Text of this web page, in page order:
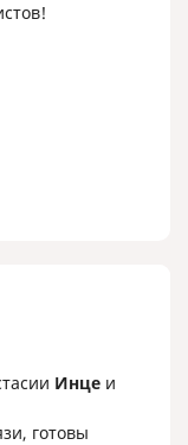
Инце и
готовы